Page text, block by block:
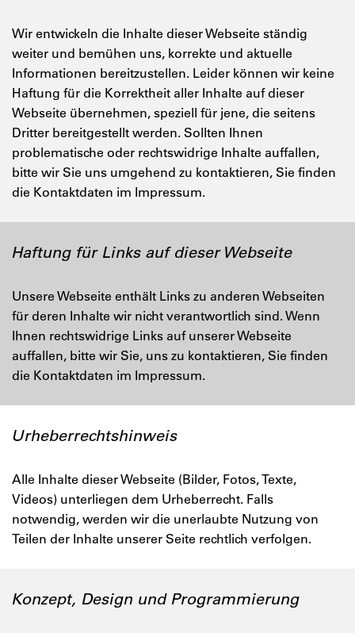
Wir entwickeln die Inhalte dieser Webseite ständig
weiter und bemühen uns, korrekte und aktuelle
Informationen bereitzustellen. Leider können wir keine
Haftung für die Korrektheit aller Inhalte auf dieser
Webseite übernehmen, speziell für jene, die seitens
Dritter bereitgestellt werden. Sollten Ihnen
problematische oder rechtswidrige Inhalte auffallen,
bitte wir Sie uns umgehend zu kontaktieren, Sie finden
die Kontaktdaten im Impressum.
Haftung für Links auf dieser Webseite
Unsere Webseite enthält Links zu anderen Webseiten
für deren Inhalte wir nicht verantwortlich sind. Wenn
Ihnen rechtswidrige Links auf unserer Webseite
auffallen, bitte wir Sie, uns zu kontaktieren, Sie finden
die Kontaktdaten im Impressum.
Urheberrechtshinweis
Alle Inhalte dieser Webseite (Bilder, Fotos, Texte,
Videos) unterliegen dem Urheberrecht. Falls
notwendig, werden wir die unerlaubte Nutzung von
Teilen der Inhalte unserer Seite rechtlich verfolgen.
Konzept, Design und Programmierung